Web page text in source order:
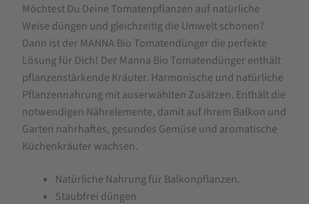
MANNA
Bio
Tomatendünger
1
kg
Möchtest Du Deine Tomatenpflanzen auf natürliche
Weise düngen und gleichzeitig die Umwelt schonen?
Dann ist der MANNA Bio Tomatendünger die perfekte
Lösung für Dich! Der Manna Bio Tomatendünger enthält
pflanzenstärkende Kräuter. Harmonische und natürliche
Pflanzennahrung mit auserwählten Zusätzen. Enthält die
notwendigen Nährelemente, damit auf Ihrem Balkon und
Garten nahrhaftes, gesundes Gemüse und aromatische
Küchenkräuter wachsen.
Natürliche Nahrung für Balkonpflanzen.
Staubfrei düngen